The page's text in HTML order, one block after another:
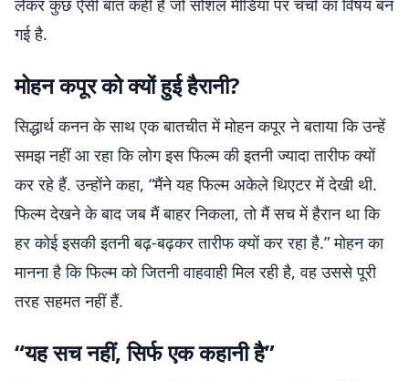
लेकर कुछ ऐसी बात कही है जो सोशल मीडिया पर चर्चा का विषय बन
गई है.
मोहन कपूर को क्यों हुई हैरानी?
सिद्धार्थ कनन के साथ एक बातचीत में मोहन कपूर ने बताया कि उन्हें
समझ नहीं आ रहा कि लोग इस फिल्म की इतनी ज्यादा तारीफ क्यों
कर रहे हैं. उन्होंने कहा, “मैंने यह फिल्म अकेले थिएटर में देखी थी.
फिल्म देखने के बाद जब मैं बाहर निकला, तो मैं सच में हैरान था कि
हर कोई इसकी इतनी बढ़-बढ़कर तारीफ क्यों कर रहा है.” मोहन का
मानना है कि फिल्म को जितनी वाहवाही मिल रही है, वह उससे पूरी
तरह सहमत नहीं हैं.
“यह सच नहीं, सिर्फ एक कहानी है”